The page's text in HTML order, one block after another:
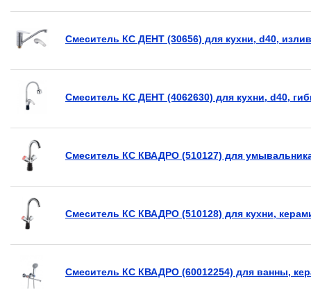
Смеситель КС ДЕНТ (30656) для кухни, d40,
Смеситель КС ДЕНТ (4062630) для кухни, d40,
Смеситель КС КВАДРО (510127) для
Смеситель КС КВАДРО (510128) для кухни,
Смеситель КС КВАДРО (60012254) для ванны,